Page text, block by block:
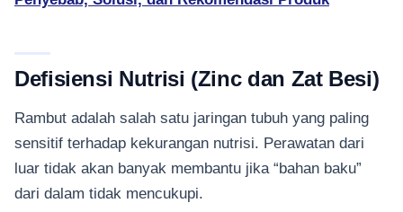
Defisiensi Nutrisi (Zinc dan Zat Besi)
Rambut adalah salah satu jaringan tubuh yang paling
sensitif terhadap kekurangan nutrisi. Perawatan dari
luar tidak akan banyak membantu jika “bahan baku”
dari dalam tidak mencukupi.